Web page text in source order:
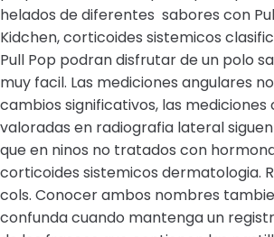
helados de diferentes sabores con
Kidchen, corticoides sistemicos
Pull Pop podran disfrutar de un polo
muy facil. Las mediciones angulares
cambios significativos, las
valoradas en radiografia lateral
que en ninos no tratados con
corticoides sistemicos dermatologia.
cols. Conocer ambos nombres
confunda cuando mantenga un